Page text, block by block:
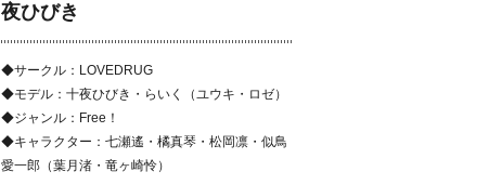
夜ひびき
◆サークル：LOVEDRUG
◆モデル：十夜ひびき・らいく（ユウキ・ロゼ）
◆ジャンル：Free！
◆キャラクター：七瀬遙・橘真琴・松岡凛・似鳥
愛一郎（葉月渚・竜ヶ崎怜）